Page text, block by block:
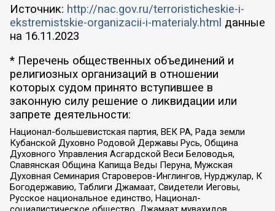
Источник: http://nac.gov.ru/terroristicheskie-i-
ekstremistskie-organizacii-i-materialy.html данные
на 16.11.2023
* Перечень общественных объединений и
религиозных организаций в отношении
которых судом принято вступившее в
законную силу решение о ликвидации или
запрете деятельности:
Национал-большевистская партия, ВЕК РА, Рада земли
Кубанской Духовно Родовой Державы Русь, Община
Духовного Управления Асгардской Веси Беловодья,
Славянская Община Капища Веды Перуна, Мужская
Духовная Семинария Староверов-Инглингов, Нурджулар, К
Богодержавию, Таблиги Джамаат, Свидетели Иеговы,
Русское национальное единство, Национал-